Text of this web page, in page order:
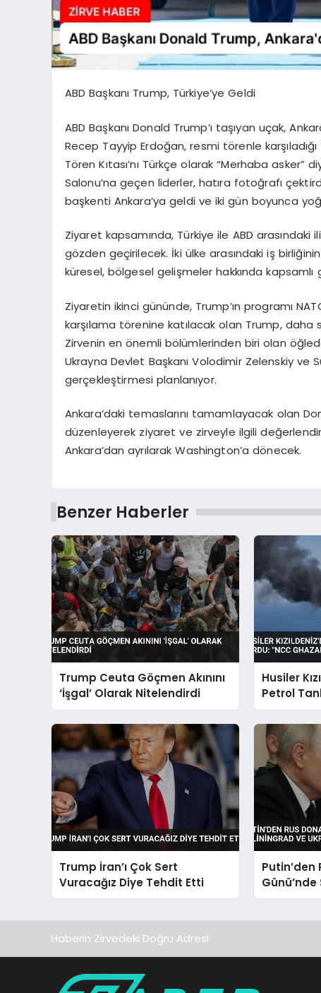
ABD Başkanı Trump, Türkiye’ye Geldi
ABD Başkanı Donald Trump’ı taşıyan uçak,
Recep Tayyip Erdoğan, resmi törenle
Tören Kıtası’nı Türkçe olarak “Merhaba asker”
Salonu’na geçen liderler, hatıra fotoğrafı
başkenti Ankara’ya geldi ve iki gün boyunca
Ziyaret kapsamında, Türkiye ile ABD
gözden geçirilecek. İki ülke arasındaki iş
küresel, bölgesel gelişmeler hakkında kapsamlı
Ziyaretin ikinci gününde, Trump’ın programı
karşılama törenine katılacak olan Trump, daha
Zirvenin en önemli bölümlerinden biri olan
Ukrayna Devlet Başkanı Volodimir Zelenskiy ve
gerçekleştirmesi planlanıyor.
Ankara’daki temaslarını tamamlayacak olan
düzenleyerek ziyaret ve zirveyle ilgili
Ankara’dan ayrılarak Washington’a dönecek.
Benzer Haberler
Trump Ceuta Göçmen Akınını
‘İşgal’ Olarak Nitelendirdi
Husiler
Petrol
GHAZAL”
Trump İran’ı Çok Sert
Vuracağız Diye Tehdit Etti
Putin’den
Haberin Zirvedeki Doğru Adresi